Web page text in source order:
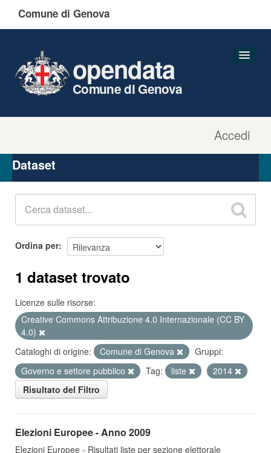
Comune di Genova
Accedi
opendata
Comune di Genova
Organizzazioni
Gruppi
Dataset
Ordina per
1 dataset trovato
Licenze sulle risorse:
Creative Commons Attribuzione 4.0 Internazionale (CC BY
4.0)
Cataloghi di origine:
Comune di Genova
Gruppi:
Governo e settore pubblico
Tag: liste
2014
Risultato del Filtro
Elezioni Europee - Anno 2009
Elezioni Europee - Risultati liste per sezione elettorale